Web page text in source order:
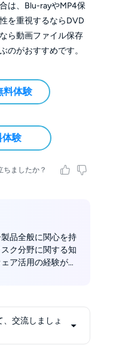
は、Blu-rayやMP4保
を重視するならDVD
ら動画ファイル保存
のがおすすめです。
料体験
体験
ちましたか？
品全般に関心を持
ク分野に関する知
ア活用の経験が豊
ど多岐にわたる方
交流しましょ